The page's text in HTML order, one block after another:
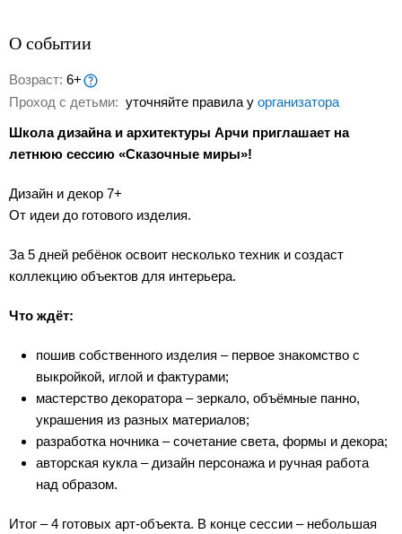
О событии
Возраст: 6+
Проход с детьми: уточняйте правила у организатора
Школа дизайна и архитектуры Арчи приглашает на
летнюю сессию «Сказочные миры»!
Дизайн и декор 7+
От идеи до готового изделия.
За 5 дней ребёнок освоит несколько техник и создаст
коллекцию объектов для интерьера.
Что ждёт:
пошив собственного изделия – первое знакомство с
выкройкой, иглой и фактурами;
мастерство декоратора – зеркало, объёмные панно,
украшения из разных материалов;
разработка ночника – сочетание света, формы и декора;
авторская кукла – дизайн персонажа и ручная работа
над образом.
Итог – 4 готовых арт-объекта. В конце сессии – небольшая